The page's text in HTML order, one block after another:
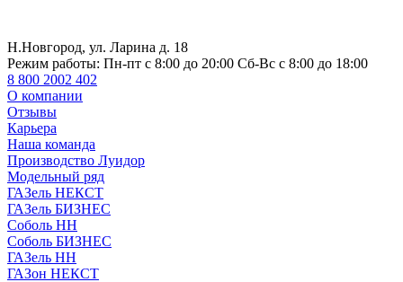
Н.Новгород, ул. Ларина д. 18
Режим работы: Пн-пт с 8:00 до 20:00 Сб-Вс с 8:00 до 18:00
8 800 2002 402
О компании
Отзывы
Карьера
Наша команда
Производство Луидор
Модельный ряд
ГАЗель НЕКСТ
ГАЗель БИЗНЕС
Соболь НН
Соболь БИЗНЕС
ГАЗель НН
ГАЗон НЕКСТ